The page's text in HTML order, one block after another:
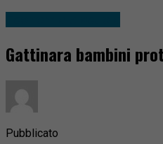
Gattinara bambini
Pubblicato